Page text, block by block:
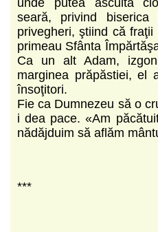
seară, privind
privegheri, ştiind că
primeau Sfânta
Ca un alt Adam,
marginea prăpăstiei, el
însoţitori.
Fie ca Dumnezeu să o
i dea pace. «Am
nădăjduim să aflăm
***